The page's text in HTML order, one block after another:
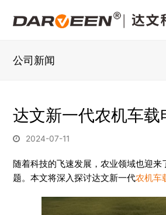
公司新闻
达文新一代农机车载
2024-07-11
随着科技的飞速发展，农业领域也迎
题。本文将深入探讨达文新一代农机车